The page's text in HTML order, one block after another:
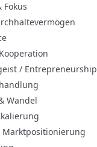
Fokus
/ Entrepreneurship
Wandel
Marktpositionierung